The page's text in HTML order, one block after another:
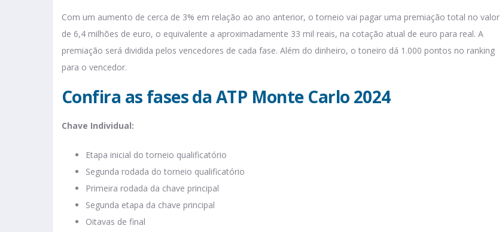
Com um aumento de cerca de 3% em relação ao ano anterior, o torneio vai pagar uma premiação total no valor
de 6,4 milhões de euro, o equivalente a aproximadamente 33 mil reais, na cotação atual de euro para real. A
premiação será dividida pelos vencedores de cada fase. Além do dinheiro, o toneiro dá 1.000 pontos no ranking
para o vencedor.
Confira as fases da ATP Monte Carlo 2024
Chave Individual:
Etapa inicial do torneio qualificatório
Segunda rodada do torneio qualificatório
Primeira rodada da chave principal
Segunda etapa da chave principal
Oitavas de final